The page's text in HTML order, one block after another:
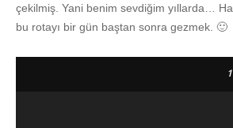
çekilmiş. Yani benim sevdiğim yıllarda…
bu rotayı bir gün baştan sonra gezmek. 🙂
1